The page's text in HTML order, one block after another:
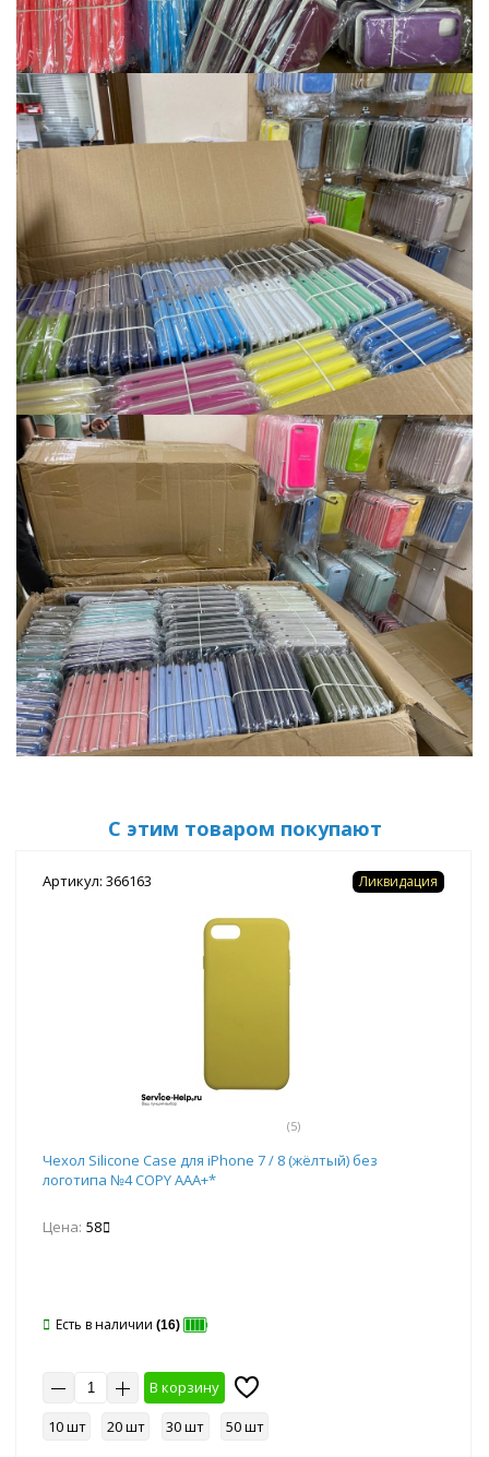
С этим товаром покупают
Артикул: 366163
(5)
Ликвидация
Чехол Silicone Case для iPhone 7 / 8 (жёлтый) без
логотипа №4 COPY AAA+*
Цена: 58
Есть в наличии (16)
В корзину
10 шт
20 шт 30 шт 50 шт